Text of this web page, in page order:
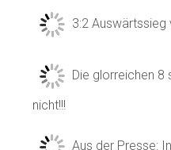
3:2 Auswärtssieg
Die glorreichen 8
nicht!!!
Aus der Presse: